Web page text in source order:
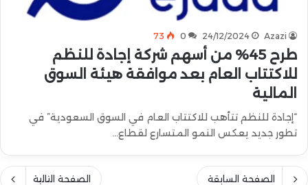
Azazi
24/12/2024
0
73
طرح 45% من أسهم شركة إجادة للنظم
للاكتتاب العام بعد موافقة هيئة السوق
المالية
“إجادة للنظم تتأهب للاكتتاب العام في السوق السعودية” في
تطور جديد يعكس النمو المتسارع لقطاع…
الصفحة السابقة الصفحة التالية